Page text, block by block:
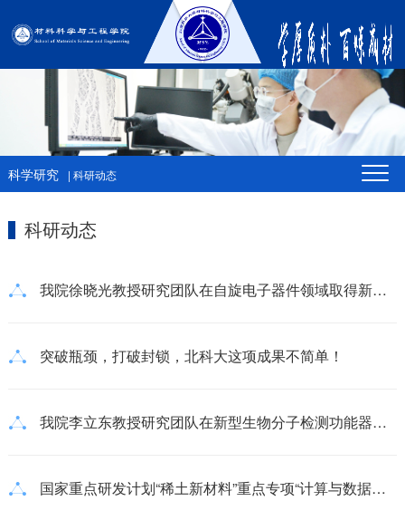
科学研究 | 科研动态
科研动态
我院徐晓光教授研究团队在自旋电子器件领域取得新进展
突破瓶颈，打破封锁，北科大这项成果不简单！
我院李立东教授研究团队在新型生物分子检测功能器件领域取得新进展
国家重点研发计划“稀土新材料”重点专项“计算与数据驱动的多孔稀土催化与稀土-贵金属催化材料开发”项目启动会顺利举行